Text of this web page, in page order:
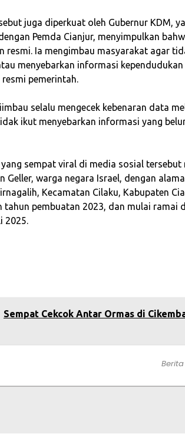
juga diperkuat oleh Gubernur KDM,
Pemda Cianjur, menyimpulkan
resmi. Ia mengimbau masyarakat agar
menyebarkan informasi
pemerintah.
selalu mengecek kebenaran data
ikut menyebarkan informasi yang
yang sempat viral di media sosial
Geller, warga negara Israel, dengan
Kecamatan Cilaku, Kabupaten
tahun pembuatan 2023, dan mulai ramai
2025.
Sempat Cekcok Antar Ormas di